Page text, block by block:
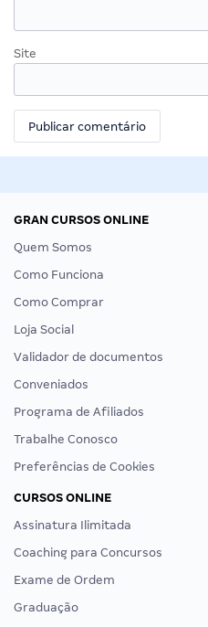
Site
GRAN CURSOS ONLINE
Quem Somos
Como Funciona
Como Comprar
Loja Social
Validador de documentos
Conveniados
Programa de Afiliados
Trabalhe Conosco
Preferências de Cookies
CURSOS ONLINE
Assinatura Ilimitada
Coaching para Concursos
Exame de Ordem
Graduação